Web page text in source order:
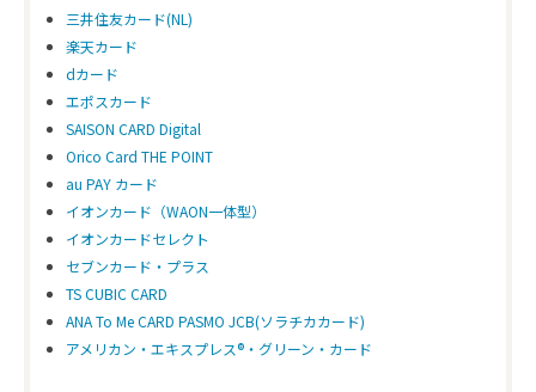
三井住友カード(NL)
楽天カード
dカード
エポスカード
SAISON CARD Digital
Orico Card THE POINT
au PAY カード
イオンカード（WAON一体型）
イオンカードセレクト
セブンカード・プラス
TS CUBIC CARD
ANA To Me CARD PASMO JCB(ソラチカカード)
アメリカン・エキスプレス®・グリーン・カード